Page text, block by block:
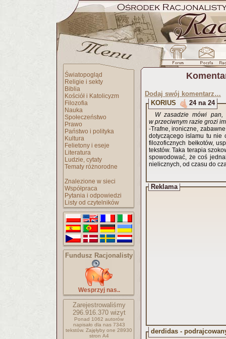
Światopogląd
Religie i sekty
Biblia
Kościół i Katolicyzm
Filozofia
Nauka
Społeczeństwo
Prawo
Państwo i polityka
Kultura
Felietony i eseje
Literatura
Ludzie, cytaty
Tematy różnorodne
Znalezione w sieci
Współpraca
Pytania i odpowiedzi
Listy od czytelników
Fundusz Racjonalisty
Wesprzyj nas..
Zarejestrowaliśmy
296.916.370wizyt
Ponad 1062 autorów
napisało dla nas 7343
tekstów. Zajęłyby one 28930
stron A4
Dodaj swój komentarz…
KORIUS
24 na 24
W zasadzie mówi
w przeciwnym razie grozi
-Trafne, ironiczne,
dotyczącego islamu tu nie
filozoficznych bełkotów,
tekstów. Taka terapia
spowodować, że coś
nielicznych, od czasu do
Reklama
derdidas -